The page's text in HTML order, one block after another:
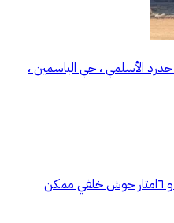
الأسلمي ، حي الياسمين ،
هنجر تجاري مساحه المعرض ٣٧٢.٦ و ٦امتار حوش خلفي ممكن